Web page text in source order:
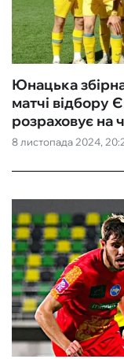
ФУТЗАЛ
БУКМЕКЕРИ
8 листопада 2024,
Юнацька
матчі відбору
розраховує на